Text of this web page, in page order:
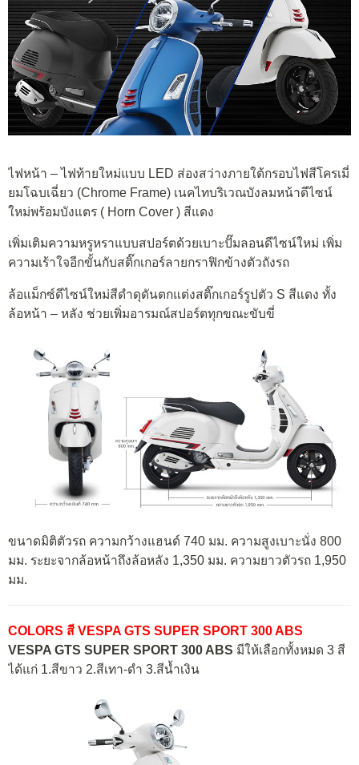
ไฟหน้า – ไฟท้ายใหม่แบบ LED ส่องสว่างภายใต้กรอบไฟสีโครเมี่
ยมโฉบเฉี่ยว (Chrome Frame) เนคไทบริเวณบังลมหน้าดีไซน์
ใหม่พร้อมบังแตร ( Horn Cover ) สีแดง
เพิ่มเติมความหรูหราแบบสปอร์ตด้วยเบาะปั๊มลอนดีไซน์ใหม่ เพิ่ม
ความเร้าใจอีกขั้นกับสติ๊กเกอร์ลายกราฟิกข้างตัวถังรถ
ล้อแม็กซ์ดีไซน์ใหม่สีดำดุดันตกแต่งสติ๊กเกอร์รูปตัว S สีแดง ทั้ง
ล้อหน้า – หลัง ช่วยเพิ่มอารมณ์สปอร์ตทุกขณะขับขี่
ขนาดมิติตัวรถ ความกว้างแฮนด์ 740 มม. ความสูงเบาะนั่ง 800
มม. ระยะจากล้อหน้าถึงล้อหลัง 1,350 มม. ความยาวตัวรถ 1,950
มม.
COLORS สี VESPA GTS SUPER SPORT 300 ABS
VESPA GTS SUPER SPORT 300 ABS มีให้เลือกทั้งหมด 3 สี
ได้แก่ 1.สีขาว 2.สีเทา-ดำ 3.สีน้ำเงิน